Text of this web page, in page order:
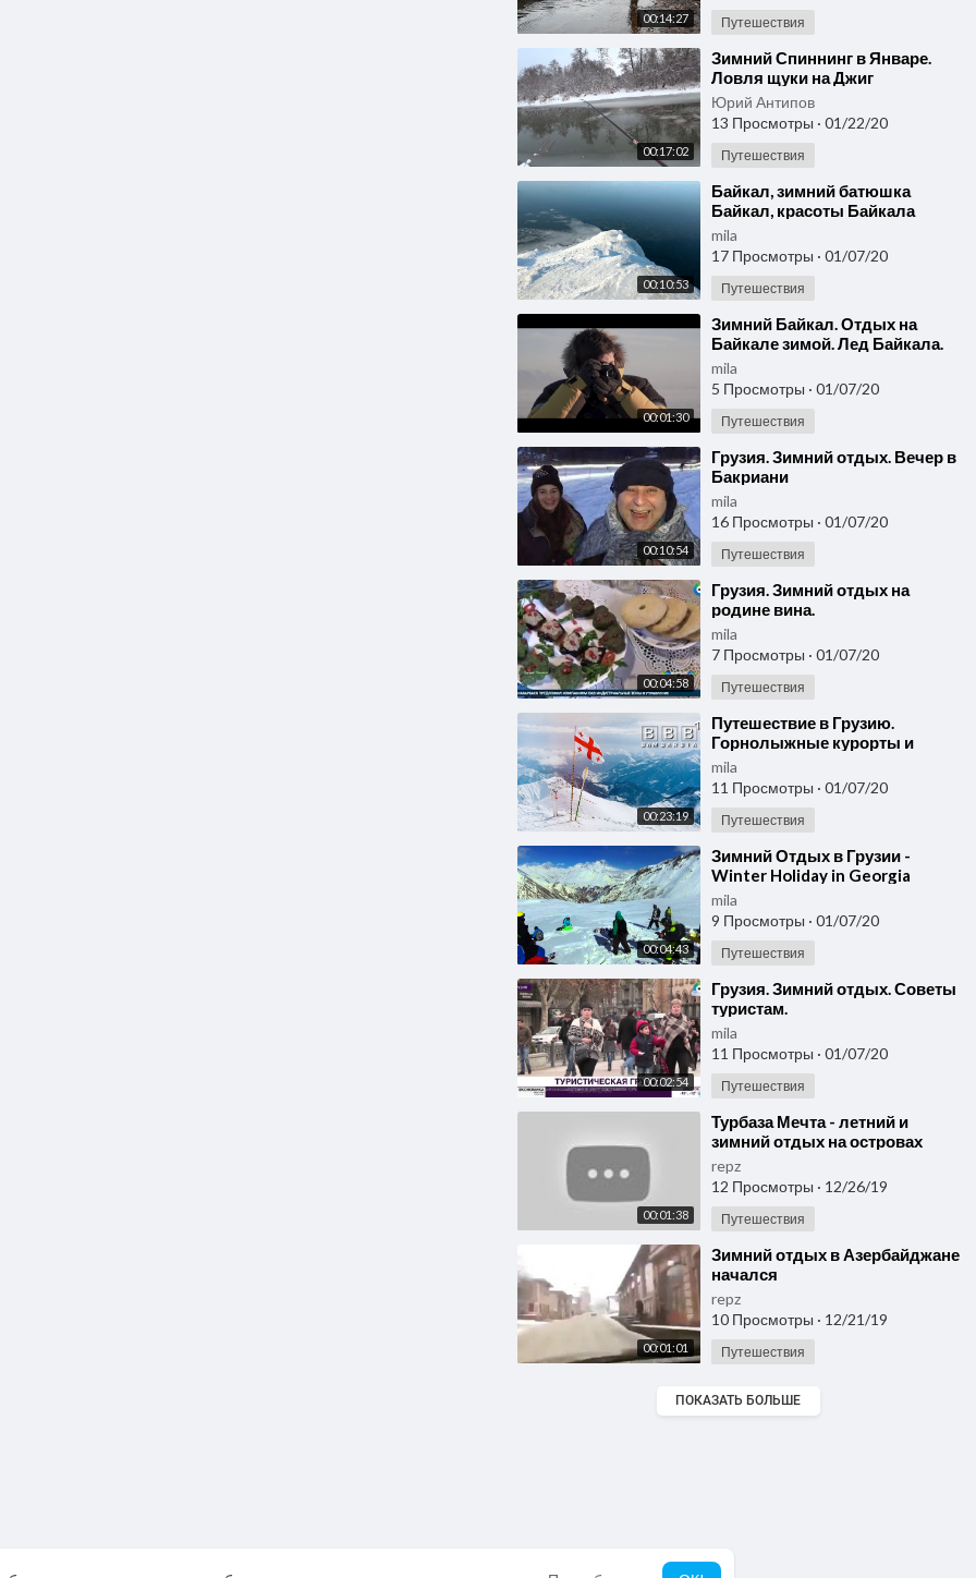
00:14:27 Путешествия
00:17:02
⁣Зимний Спиннинг в Январе.
Ловля щуки на Джиг
Юрий Антипов
13 Просмотры · 01/22/20
Путешествия
00:10:53
⁣Байкал, зимний батюшка
Байкал, красоты Байкала
зимой!!
mila
17 Просмотры · 01/07/20
Путешествия
00:01:30
⁣Зимний Байкал. Отдых на
Байкале зимой. Лед Байкала.
Туры на Байкал.
mila
5 Просмотры · 01/07/20
Путешествия
00:10:54
⁣Грузия. Зимний отдых. Вечер в
Бакриани
mila
16 Просмотры · 01/07/20
Путешествия
00:04:58
⁣Грузия. Зимний отдых на
родине вина.
mila
7 Просмотры · 01/07/20
Путешествия
00:23:19
⁣Путешествие в Грузию.
Горнолыжные курорты и
зимний отдых
mila
11 Просмотры · 01/07/20
Путешествия
00:04:43
⁣Зимний Отдых в Грузии -
Winter Holiday in Georgia
mila
9 Просмотры · 01/07/20
Путешествия
00:02:54
⁣Грузия. Зимний отдых. Советы
туристам.
mila
11 Просмотры · 01/07/20
Путешествия
00:01:38
⁣Турбаза Мечта - летний и
зимний отдых на островах
repz
12 Просмотры · 12/26/19
Путешествия
00:01:01
⁣Зимний отдых в Азербайджане
начался
repz
10 Просмотры · 12/21/19
Путешествия
ПОКАЗАТЬ БОЛЬШЕ